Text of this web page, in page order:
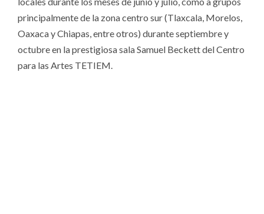
principalmente de la zona centro sur (Tlaxcala, Morelos,
Oaxaca y Chiapas, entre otros) durante septiembre y
octubre en la prestigiosa sala Samuel Beckett del Centro
para las Artes TETIEM.